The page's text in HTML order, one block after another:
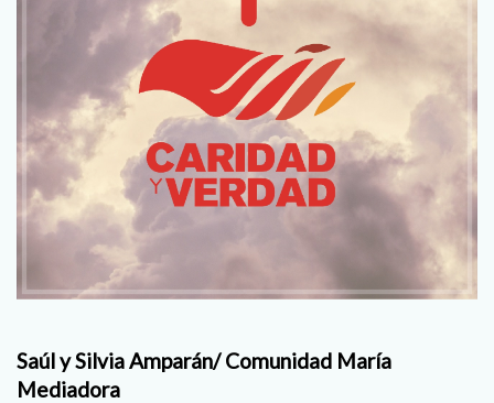
Saúl y Silvia Amparán/ Comunidad María
Mediadora